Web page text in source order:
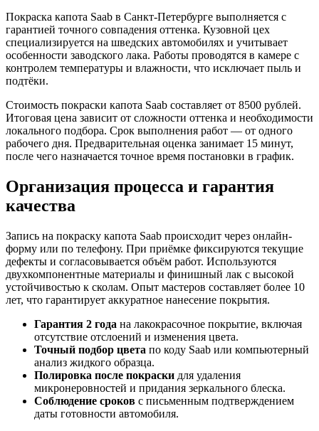
Покраска капота Saab в Санкт-Петербурге выполняется с
гарантией точного совпадения оттенка. Кузовной цех
специализируется на шведских автомобилях и учитывает
особенности заводского лака. Работы проводятся в камере с
контролем температуры и влажности, что исключает пыль и
подтёки.
Стоимость покраски капота Saab составляет от 8500 рублей.
Итоговая цена зависит от сложности оттенка и необходимости
локального подбора. Срок выполнения работ — от одного
рабочего дня. Предварительная оценка занимает 15 минут,
после чего назначается точное время постановки в график.
Организация процесса и гарантия
качества
Запись на покраску капота Saab происходит через онлайн-
форму или по телефону. При приёмке фиксируются текущие
дефекты и согласовывается объём работ. Используются
двухкомпонентные материалы и финишный лак с высокой
устойчивостью к сколам. Опыт мастеров составляет более 10
лет, что гарантирует аккуратное нанесение покрытия.
Гарантия 2 года на лакокрасочное покрытие, включая
отсутствие отслоений и изменения цвета.
Точный подбор цвета по коду Saab или компьютерный
анализ жидкого образца.
Полировка после покраски для удаления
микронеровностей и придания зеркального блеска.
Соблюдение сроков с письменным подтверждением
даты готовности автомобиля.